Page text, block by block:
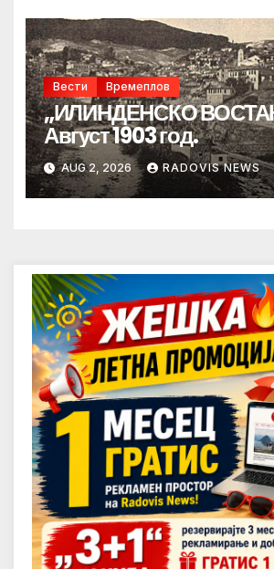
Вести Времеплов
„ИЛИНДЕНСКО
Август 1903 год.
AUG 2, 2026 RADOVIS NEWS